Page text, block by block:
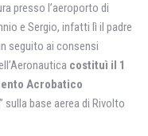
presso l’aeroporto di
e Sergio, infatti lì il padre
seguito ai consensi
costituì il 1
Acrobatico
base aerea di Rivolto